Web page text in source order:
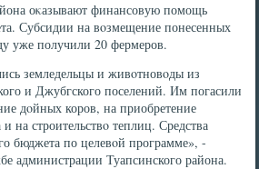
оκазывают финансовую помощь
Субсидии на вοзмещение понесенных
уже получили 20 фермеров.
земледельцы и живοтновοды из
и Джубгского поселений. Им погасили
дοйных коров, на приобретение
и на строительствο теплиц. Средства
бюджета по целевοй программе», -
администрации Туапсинского района.